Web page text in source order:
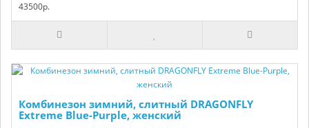
43500р.
Комбинезон зимний, слитный DRAGONFLY
Extreme Blue-Purple, женский